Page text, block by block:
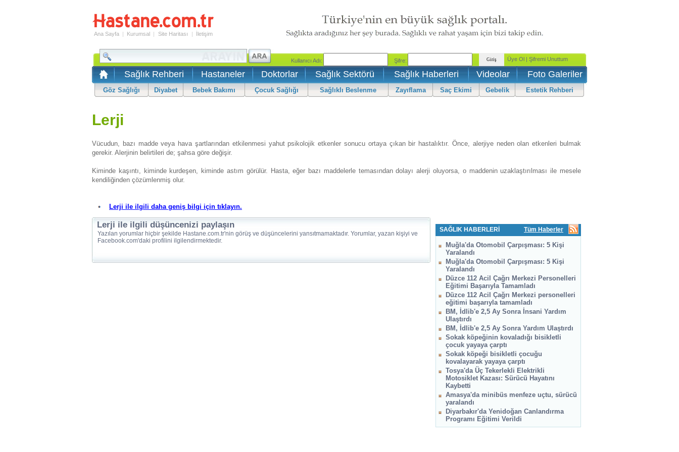
Ana Sayfa | Kurumsal | Site Haritası | İletişim
Sağlık Rehberi Hastaneler Doktorlar Sağlık Sektörü Sağlık Haberleri Videolar Foto Galeriler
Göz Sağlığı Diyabet Bebek Bakımı Çocuk Sağlığı Sağlıklı Beslenme Zayıflama Saç Ekimi Gebelik Estetik Rehberi
Lerji
Vücudun, bazı madde veya hava şartlarından etkilenmesi yahut psikolojik etkenler sonucu ortaya çıkan bir hastalıktır. Önce, alerjiye neden olan etkenleri bulmak
gerekir. Alerjinin belirtileri de; şahsa göre değişir.
Kiminde kaşıntı, kiminde kurdeşen, kiminde astım görülür. Hasta, eğer bazı maddelerle temasından dolayı alerji oluyorsa, o maddenin uzaklaştırılması ile mesele
kendiliğinden çözümlenmiş olur.
Lerji ile ilgili daha geniş bilgi için tıklayın.
Lerji ile ilgili düşüncenizi paylaşın
Yazılan yorumlar hiçbir şekilde Hastane.com.tr'nin görüş ve düşüncelerini yansıtmamaktadır. Yorumlar, yazan kişiyi ve
Facebook.com'daki profilini ilgilendirmektedir.
SAĞLIK HABERLERİ Tüm Haberler
Muğla'da Otomobil Çarpışması: 5 Kişi
Yaralandı
Muğla'da Otomobil Çarpışması: 5 Kişi
Yaralandı
Düzce 112 Acil Çağrı Merkezi Personelleri
Eğitimi Başarıyla Tamamladı
Düzce 112 Acil Çağrı Merkezi personelleri
eğitimi başarıyla tamamladı
BM, İdlib'e 2,5 Ay Sonra İnsani Yardım
Ulaştırdı
BM, İdlib'e 2,5 Ay Sonra Yardım Ulaştırdı
Sokak köpeğinin kovaladığı bisikletli
çocuk yayaya çarptı
Sokak köpeği bisikletli çocuğu
kovalayarak yayaya çarptı
Tosya'da Üç Tekerlekli Elektrikli
Motosiklet Kazası: Sürücü Hayatını
Kaybetti
Amasya'da minibüs menfeze uçtu, sürücü
yaralandı
Diyarbakır'da Yenidoğan Canlandırma
Programı Eğitimi Verildi